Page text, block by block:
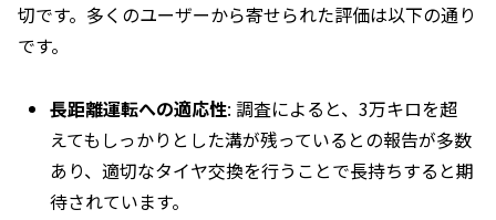
切です。多くのユーザーから寄せられた評価は以下の通り
です。
長距離運転への適応性: 調査によると、3万キロを超
えてもしっかりとした溝が残っているとの報告が多数
あり、適切なタイヤ交換を行うことで長持ちすると期
待されています。